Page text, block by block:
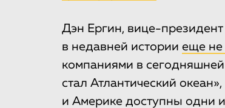
Дэн Ергин, вице-президент
в недавней истории еще не
компаниями в
стал Атлантический
и Америке доступны одни